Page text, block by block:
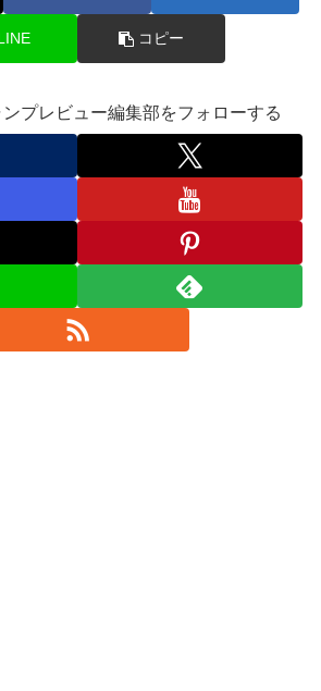
コピー
プレビュー編集部をフォローする